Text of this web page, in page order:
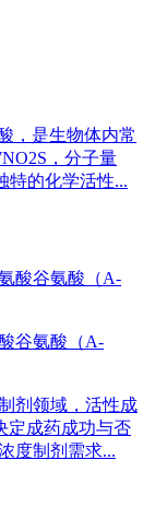
，是生物体内常
，分子量
特的化学活性...
谷氨酸（A-
剂领域，活性成
定成药成功与否
度制剂需求...